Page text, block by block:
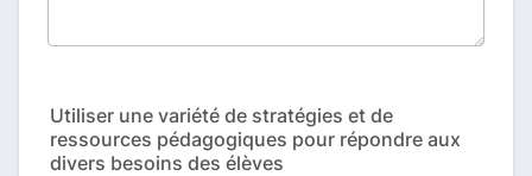
Utiliser une variété de stratégies et de
ressources pédagogiques pour répondre aux
divers besoins des élèves